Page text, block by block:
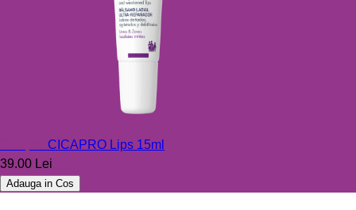
CICAPRO Lips 15ml
39.00 Lei
Adauga in Cos